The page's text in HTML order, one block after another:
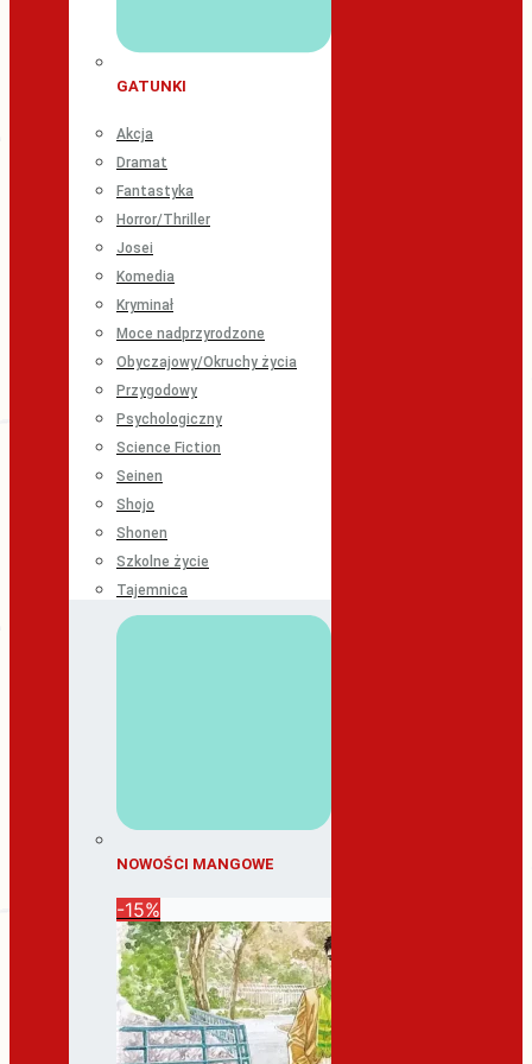
GATUNKI
Akcja
Dramat
Fantastyka
Horror/Thriller
Josei
Komedia
Kryminał
Moce nadprzyrodzone
Obyczajowy/Okruchy życia
Przygodowy
Psychologiczny
Science Fiction
Seinen
Shojo
Shonen
Szkolne życie
Tajemnica
NOWOŚCI MANGOWE
-15%